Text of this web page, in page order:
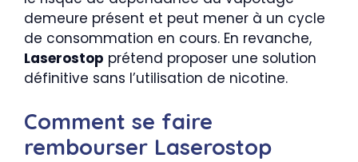
demeure présent et peut mener à un cycle
de consommation en cours. En revanche,
Laserostop prétend proposer une solution
définitive sans l’utilisation de nicotine.
Comment se faire
rembourser Laserostop